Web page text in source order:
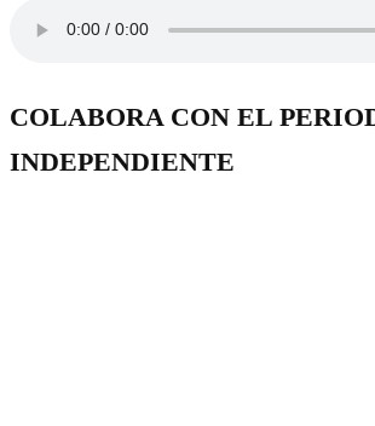
COLABORA CON EL
INDEPENDIENTE